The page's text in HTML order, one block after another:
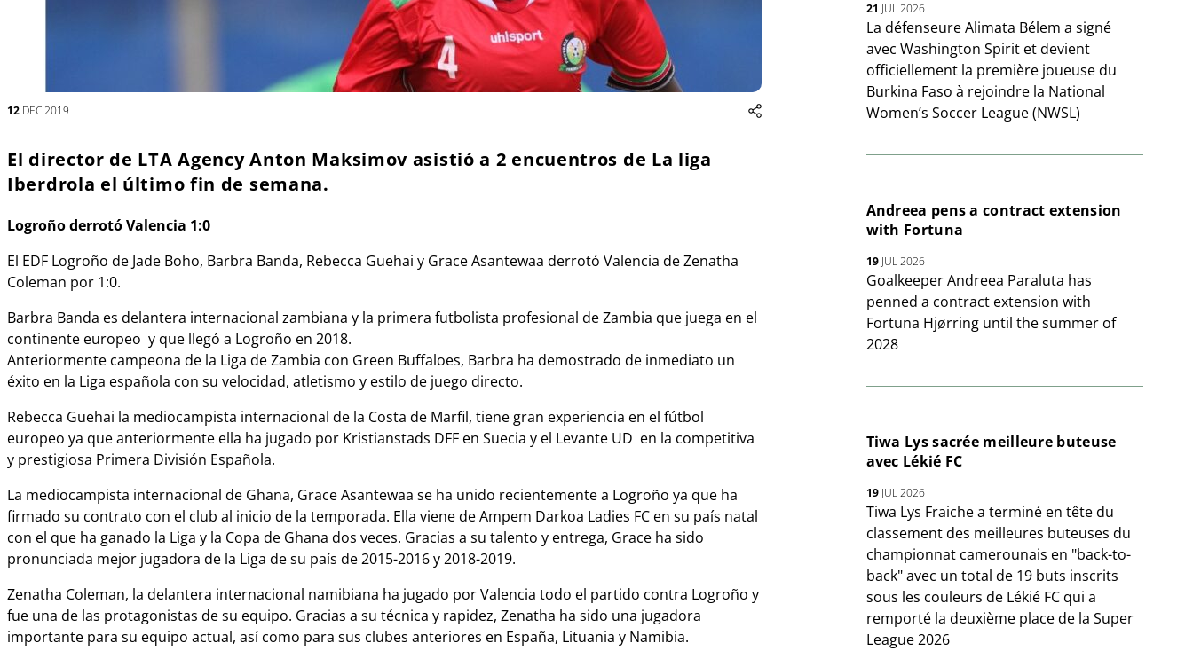
12 DEC 2019
El director de LTA Agency Anton Maksimov asistió a 2 encuentros de La liga
Iberdrola el último fin de semana.
Logroño derrotó Valencia 1:0
El EDF Logroño de Jade Boho, Barbra Banda, Rebecca Guehai y Grace Asantewaa derrotó Valencia de Zenatha
Coleman por 1:0.
Barbra Banda es delantera internacional zambiana y la primera futbolista profesional de Zambia que juega en el
continente europeo y que llegó a Logroño en 2018.
Anteriormente campeona de la Liga de Zambia con Green Buffaloes, Barbra ha demostrado de inmediato un
éxito en la Liga española con su velocidad, atletismo y estilo de juego directo.
Rebecca Guehai la mediocampista internacional de la Costa de Marfil, tiene gran experiencia en el fútbol
europeo ya que anteriormente ella ha jugado por Kristianstads DFF en Suecia y el Levante UD en la competitiva
y prestigiosa Primera División Española.
La mediocampista internacional de Ghana, Grace Asantewaa se ha unido recientemente a Logroño ya que ha
firmado su contrato con el club al inicio de la temporada. Ella viene de Ampem Darkoa Ladies FC en su paí­s natal
con el que ha ganado la Liga y la Copa de Ghana dos veces. Gracias a su talento y entrega, Grace ha sido
pronunciada mejor jugadora de la Liga de su paí­s de 2015-2016 y 2018-2019.
Zenatha Coleman, la delantera internacional namibiana ha jugado por Valencia todo el partido contra Logroño y
fue una de las protagonistas de su equipo. Gracias a su técnica y rapidez, Zenatha ha sido una jugadora
importante para su equipo actual, así­ como para sus clubes anteriores en España, Lituania y Namibia.
21 JUL 2026
La défenseure Alimata Bélem a signé
avec Washington Spirit et devient
officiellement la première joueuse du
Burkina Faso à rejoindre la National
Women’s Soccer League (NWSL)
Andreea pens a contract extension
with Fortuna
19JUL 2026
Goalkeeper Andreea Paraluta has
penned a contract extension with
Fortuna Hjørring until the summer of
2028
Tiwa Lys sacrée meilleure buteuse
avec Lékié FC
19JUL 2026
Tiwa Lys Fraiche a terminé en tête du
classement des meilleures buteuses du
championnat camerounais en "back-to-
back" avec un total de 19 buts inscrits
sous les couleurs de Lékié FC qui a
remporté la deuxième place de la Super
League 2026